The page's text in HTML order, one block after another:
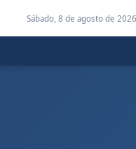
Sábado, 8 de agosto de 2026